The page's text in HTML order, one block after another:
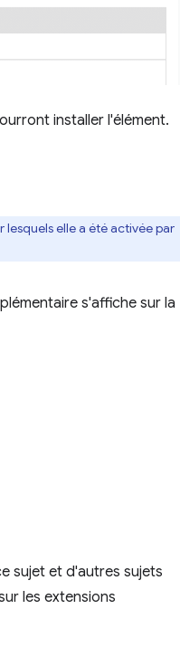
installer l'élément.
elle a été activée par
s'affiche sur la
sujet et d'autres sujets
les extensions